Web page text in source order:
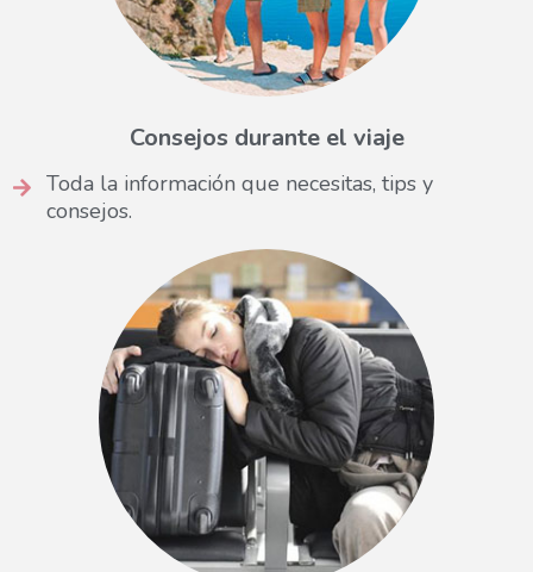
Consejos durante el viaje
Toda la información que necesitas, tips y
consejos.